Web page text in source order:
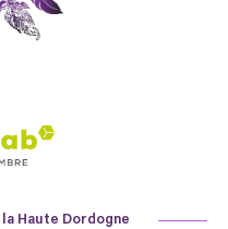
Haute Dordogne